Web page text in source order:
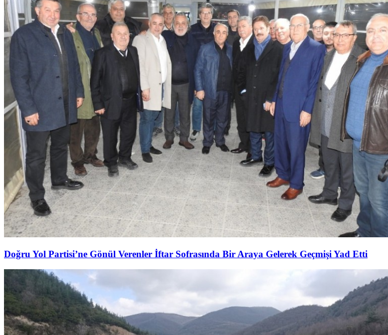
Doğru Yol Partisi’ne Gönül Verenler İftar Sofrasında Bir Araya Gelerek Geçmişi Yad Etti